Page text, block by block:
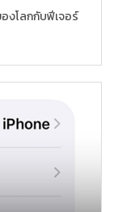
งโลกกับฟีเจอร์